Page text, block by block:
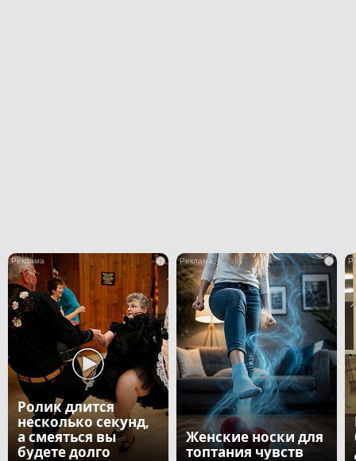
i
Ролик длится
несколько секунд,
а смеяться вы
будете долго
i
Женские носки для
топтания чувств